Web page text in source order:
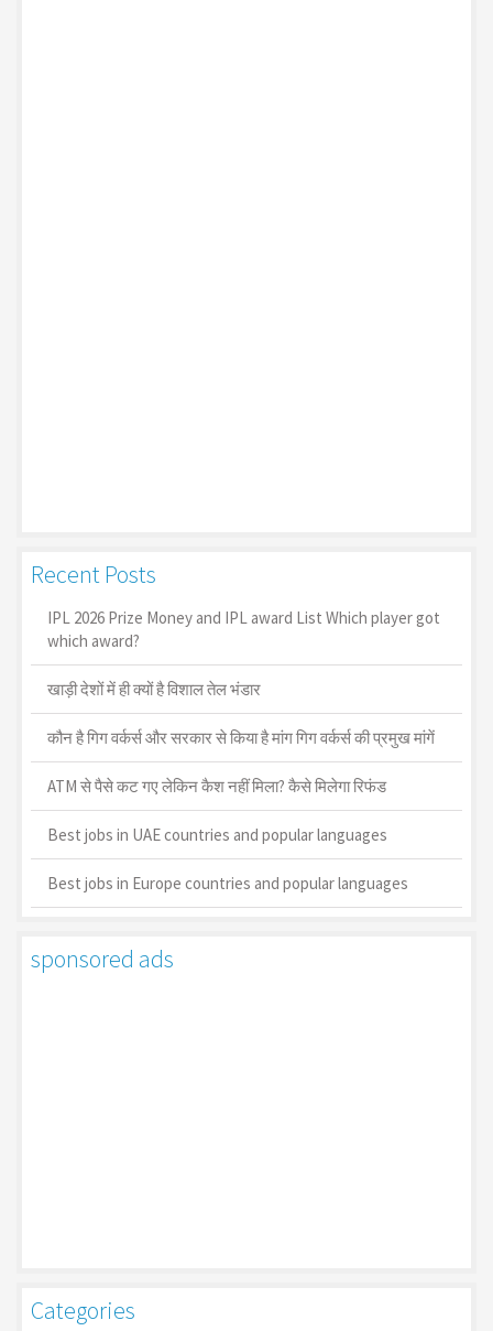
Recent Posts
IPL 2026 Prize Money and IPL award List Which player got
which award?
खाड़ी देशों में ही क्यों है व‍िशाल तेल भंडार
कौन है गिग वर्कर्स और सरकार से किया है मांग गिग वर्कर्स की प्रमुख मांगें
ATM से पैसे कट गए लेकिन कैश नहीं मिला? कैसे मिलेगा रिफंड
Best jobs in UAE countries and popular languages
Best jobs in Europe countries and popular languages
sponsored ads
Categories